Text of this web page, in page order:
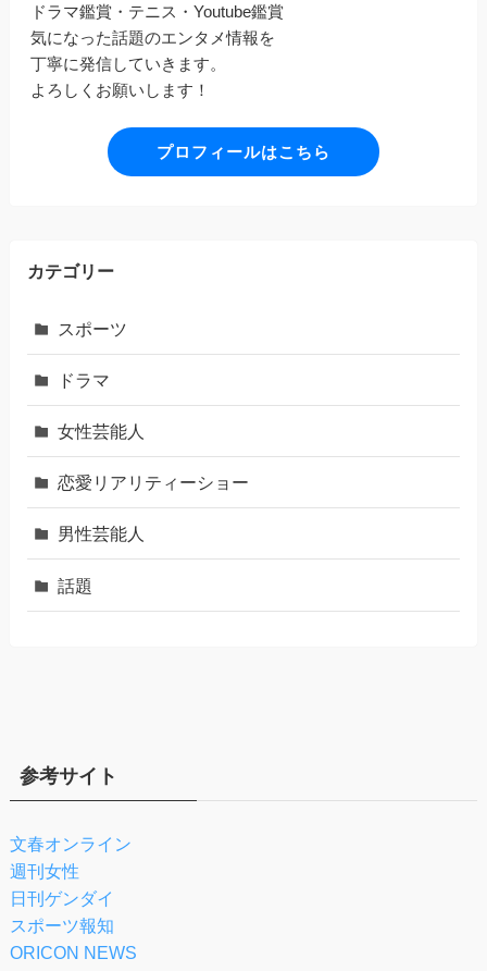
ドラマ鑑賞・テニス・Youtube鑑賞
気になった話題のエンタメ情報を
丁寧に発信していきます。
よろしくお願いします！
プロフィールはこちら
カテゴリー
スポーツ
ドラマ
女性芸能人
恋愛リアリティーショー
男性芸能人
話題
参考サイト
文春オンライン
週刊女性
日刊ゲンダイ
スポーツ報知
ORICON NEWS